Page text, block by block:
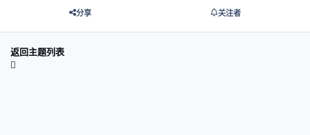
分享 关注者
返回主题列表